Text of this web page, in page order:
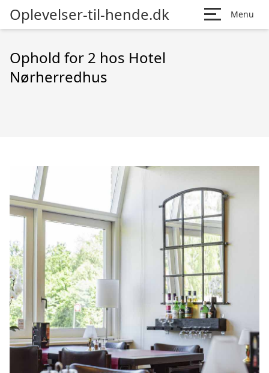
Oplevelser-til-hende.dk Menu
Ophold for 2 hos Hotel
Nørherredhus